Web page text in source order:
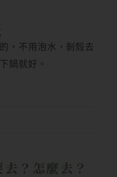
，不用泡水，剝殼去
鍋就好。
？怎麼去？